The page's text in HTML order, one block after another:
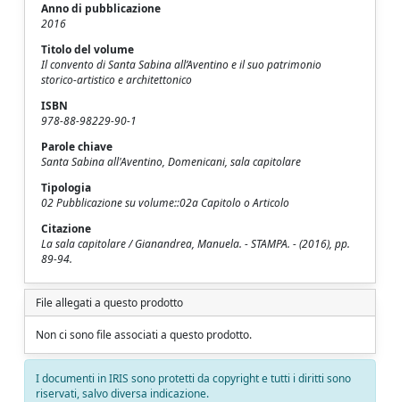
Anno di pubblicazione
2016
Titolo del volume
Il convento di Santa Sabina all’Aventino e il suo patrimonio
storico-artistico e architettonico
ISBN
978-88-98229-90-1
Parole chiave
Santa Sabina all'Aventino, Domenicani, sala capitolare
Tipologia
02 Pubblicazione su volume::02a Capitolo o Articolo
Citazione
La sala capitolare / Gianandrea, Manuela. - STAMPA. - (2016), pp.
89-94.
File allegati a questo prodotto
Non ci sono file associati a questo prodotto.
I documenti in IRIS sono protetti da copyright e tutti i diritti sono
riservati, salvo diversa indicazione.